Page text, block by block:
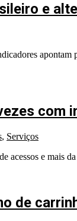
e
com
, Serviços
e mais
de